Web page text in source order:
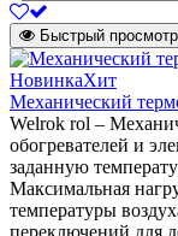
Быстрый просмотр
НовинкаХит
Механический
Welrok rol –
обогревателей и
заданную
Максимальная
температуры
переключений для